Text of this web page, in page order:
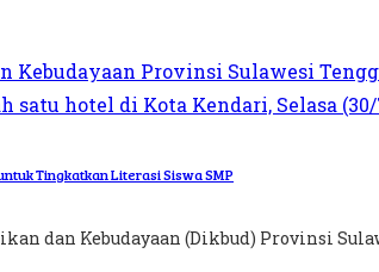
Tingkatkan Literasi Siswa SMP
dan Kebudayaan (Dikbud) Provinsi